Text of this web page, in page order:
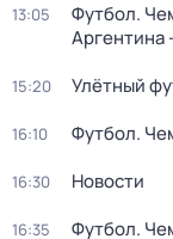
13:05
Футбол.
Аргентина
15:20 Улётный
16:10 Футбол.
16:30 Новости
16:35
Футбол.